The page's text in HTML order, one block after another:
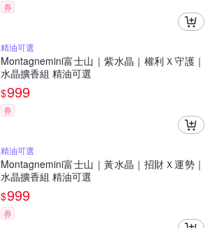
券
精油可選
Montagnemini富士山｜紫水晶｜權利Ｘ守護｜
水晶擴香組 精油可選
$999
券
精油可選
Montagnemini富士山｜黃水晶｜招財Ｘ運勢｜
水晶擴香組 精油可選
$999
券